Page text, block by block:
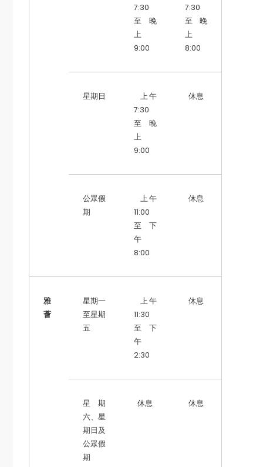
7:30
至 晚
上
9:00
7:30
至 晚
上
8:00
星期日
上午
7:30
至 晚
上
9:00
休息
公眾假
期
上午
11:00
至 下
午
8:00
休息
雅
薈
星期一
至星期
五
上午
11:30
至 下
午
2:30
休息
星期
六、星
期日及
公眾假
期
休息 休息